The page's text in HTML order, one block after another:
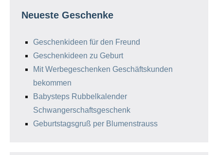
Neueste Geschenke
Geschenkideen für den Freund
Geschenkideen zu Geburt
Mit Werbegeschenken Geschäftskunden
bekommen
Babysteps Rubbelkalender
Schwangerschaftsgeschenk
Geburtstagsgruß per Blumenstrauss